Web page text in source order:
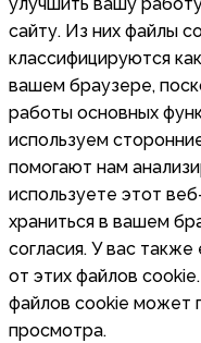
улучшить вашу
сайту. Из них файлы
классифицируются
вашем браузере,
работы основных
используем
помогают нам
используете этот
храниться в вашем
согласия. У вас
от этих файлов
файлов cookie может
просмотра.